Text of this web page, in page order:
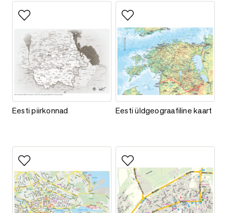
Lisa lemmikutesse
Eesti piirkonnad
Eesti piirkonnad
Lisa lemmikutesse
Eesti üldgeograafiline kaart
Eesti üldgeograafiline kaart
Lisa lemmikutesse Lisa lemmikutesse